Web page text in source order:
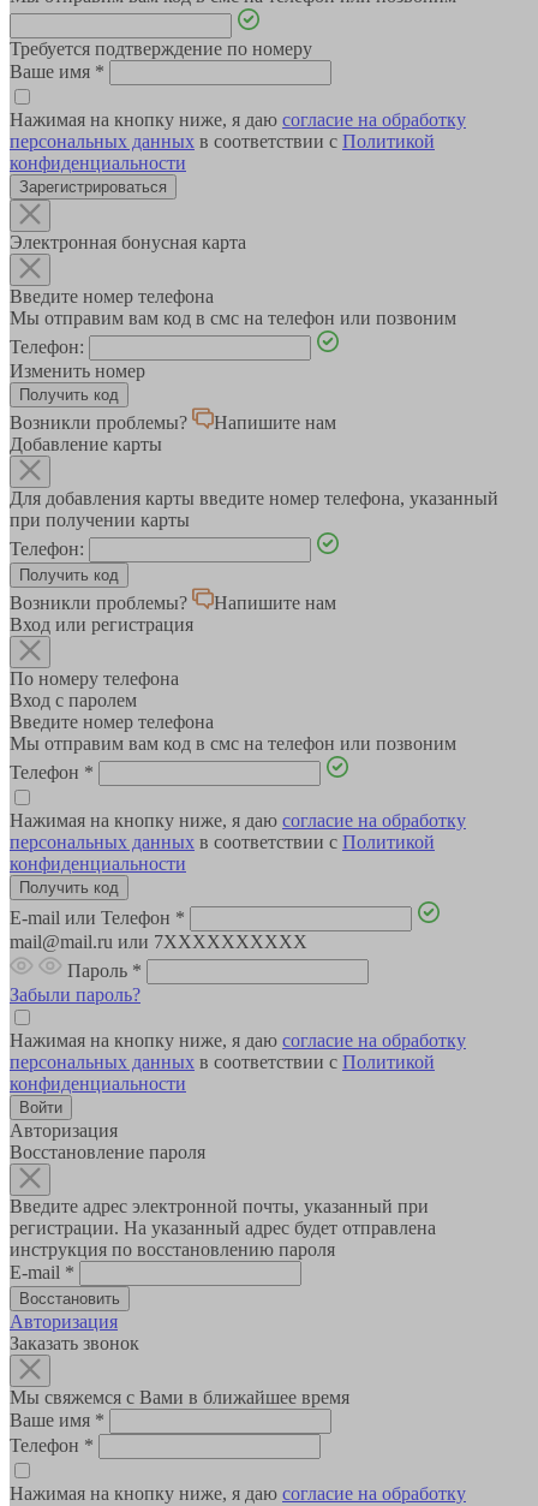
Требуется подтверждение по номеру
Ваше имя *
Нажимая на кнопку ниже, я даю согласие на обработку
персональных данных в соответствии с Политикой
конфиденциальности
Зарегистрироваться
Электронная бонусная карта
Введите номер телефона
Мы отправим вам код в смс на телефон или позвоним
Телефон:
Изменить номер
Возникли проблемы?
Напишите нам
Добавление карты
Для добавления карты введите номер телефона, указанный
при получении карты
Телефон:
Возникли проблемы?
Напишите нам
Вход или регистрация
По номеру телефона
Вход с паролем
Введите номер телефона
Мы отправим вам код в смс на телефон или позвоним
Телефон *
Нажимая на кнопку ниже, я даю согласие на обработку
персональных данных в соответствии с Политикой
конфиденциальности
E-mail или Телефон *
mail@mail.ru или 7XXXXXXXXXX
Пароль *
Забыли пароль?
Нажимая на кнопку ниже, я даю согласие на обработку
персональных данных в соответствии с Политикой
конфиденциальности
Авторизация
Восстановление пароля
Введите адрес электронной почты, указанный при
регистрации. На указанный адрес будет отправлена
инструкция по восстановлению пароля
E-mail *
Авторизация
Заказать звонок
Мы свяжемся с Вами в ближайшее время
Ваше имя *
Телефон *
Нажимая на кнопку ниже, я даю согласие на обработку